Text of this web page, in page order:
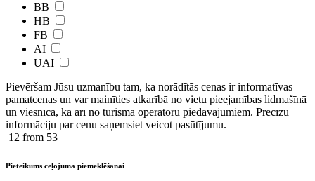
BB
HB
FB
AI
UAI
Pievēršam Jūsu uzmanību tam, ka norādītās cenas ir ​informatīvas ​
pamatcenas un var mainīties atkarībā ​no ​vietu pieejamības lidmašīnā
un viesnīcā, kā arī no tūrisma operatoru piedāvājumiem. Precīzu
informāciju par cenu saņemsiet veicot pasūtījumu.
12 from 53
Pieteikums ceļojuma piemeklēšanai